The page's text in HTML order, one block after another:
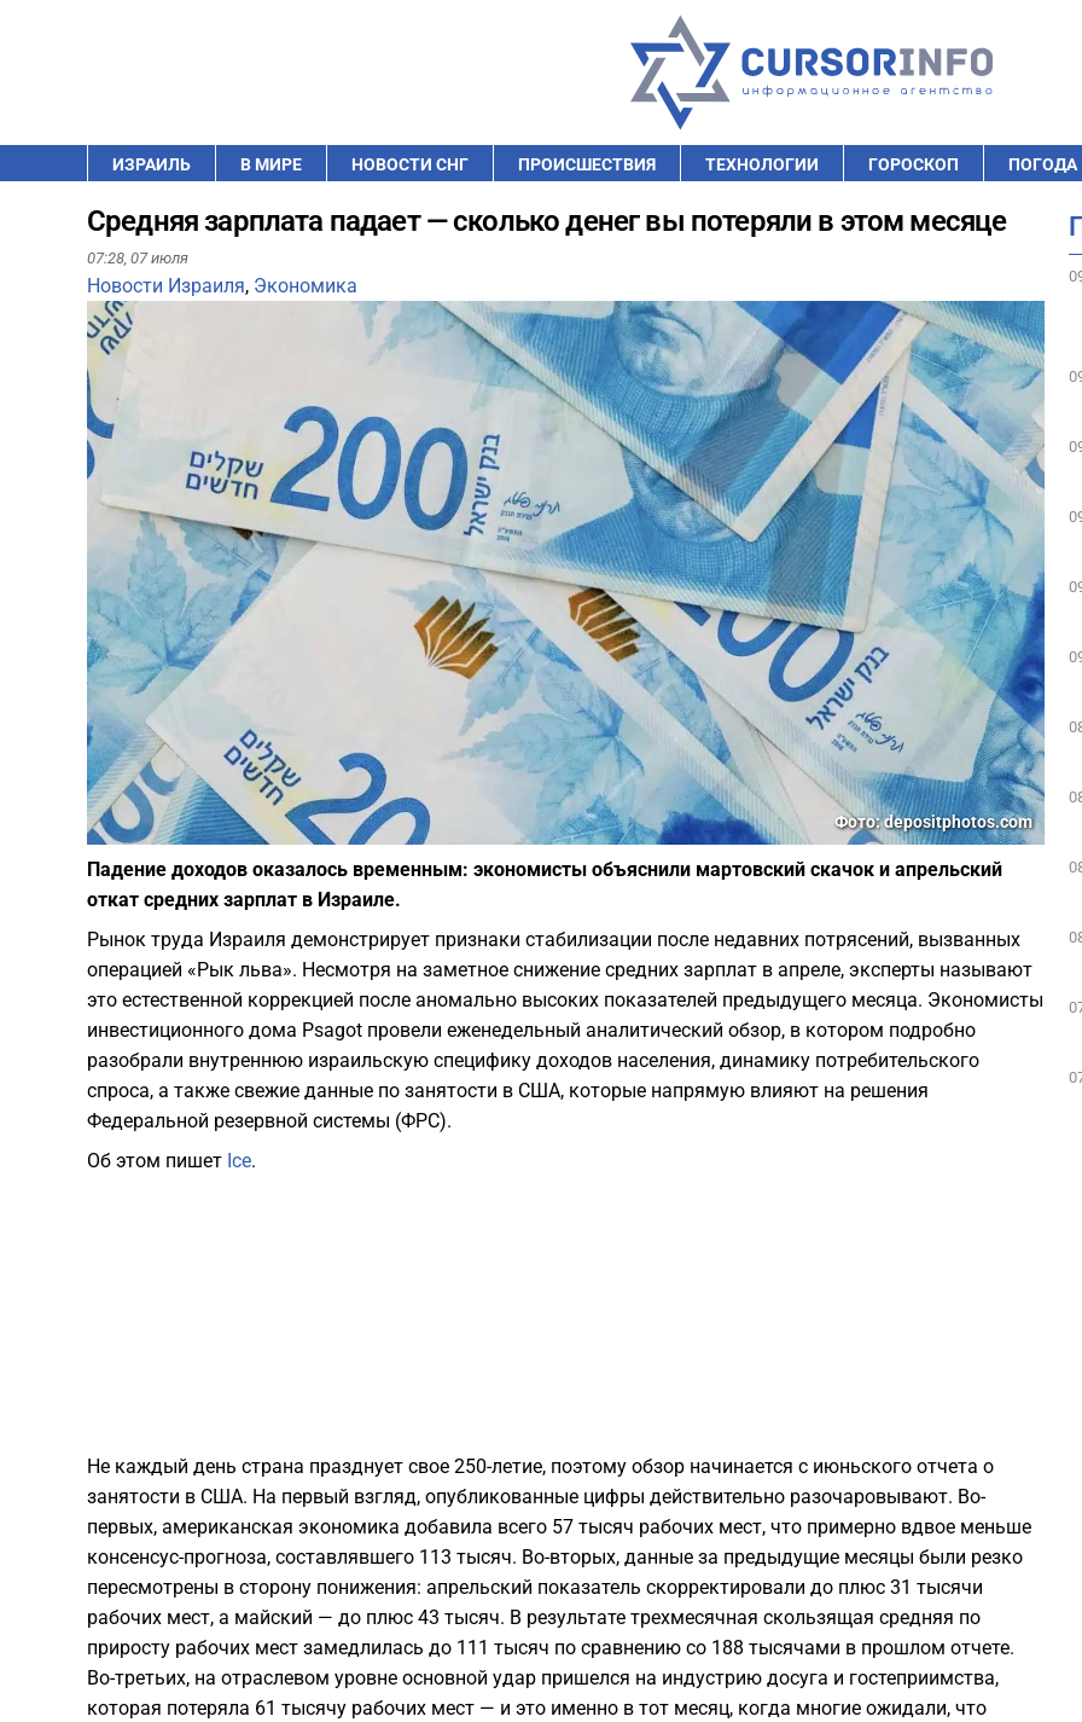
ИЗРАИЛЬ В МИРЕ НОВОСТИ СНГ ПРОИСШЕСТВИЯ ТЕХНОЛОГИИ ГОРОСКОП ПОГОДА
Средняя зарплата падает — сколько денег вы потеряли в этом месяце
07:28, 07 июля
Новости Израиля, Экономика
Фото: depositphotos.com
Падение доходов оказалось временным: экономисты объяснили мартовский скачок и апрельский
откат средних зарплат в Израиле.
Рынок труда Израиля демонстрирует признаки стабилизации после недавних потрясений, вызванных
операцией «Рык льва». Несмотря на заметное снижение средних зарплат в апреле, эксперты называют
это естественной коррекцией после аномально высоких показателей предыдущего месяца. Экономисты
инвестиционного дома Psagot провели еженедельный аналитический обзор, в котором подробно
разобрали внутреннюю израильскую специфику доходов населения, динамику потребительского
спроса, а также свежие данные по занятости в США, которые напрямую влияют на решения
Федеральной резервной системы (ФРС).
Об этом пишет Ice.
Не каждый день страна празднует свое 250-летие, поэтому обзор начинается с июньского отчета о
занятости в США. На первый взгляд, опубликованные цифры действительно разочаровывают. Во-
первых, американская экономика добавила всего 57 тысяч рабочих мест, что примерно вдвое меньше
консенсус-прогноза, составлявшего 113 тысяч. Во-вторых, данные за предыдущие месяцы были резко
пересмотрены в сторону понижения: апрельский показатель скорректировали до плюс 31 тысячи
рабочих мест, а майский — до плюс 43 тысяч. В результате трехмесячная скользящая средняя по
приросту рабочих мест замедлилась до 111 тысяч по сравнению со 188 тысячами в прошлом отчете.
Во-третьих, на отраслевом уровне основной удар пришелся на индустрию досуга и гостеприимства,
которая потеряла 61 тысячу рабочих мест — и это именно в тот месяц, когда многие ожидали, что